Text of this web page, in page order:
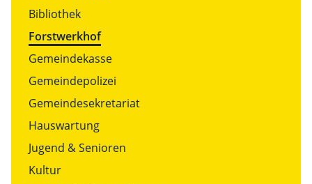
Bibliothek
Forstwerkhof
Gemeindekasse
Gemeindepolizei
Gemeindesekretariat
Hauswartung
Jugend & Senioren
Kultur